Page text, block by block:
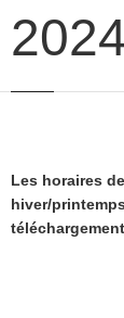
Les horaires
hiver/